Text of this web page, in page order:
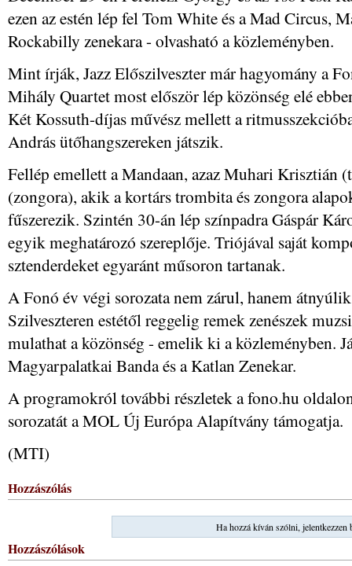
ezen az estén lép fel Tom White és a Mad Circus,
Rockabilly zenekara - olvasható a közleményben.
Mint írják, Jazz Előszilveszter már hagyomány a
Mihály Quartet most először lép közönség elé
Két Kossuth-díjas művész mellett a
András ütőhangszereken játszik.
Fellép emellett a Mandaan, azaz Muhari Krisztián
(zongora), akik a kortárs trombita és zongora
fűszerezik. Szintén 30-án lép színpadra Gáspár
egyik meghatározó szereplője. Triójával saját
sztenderdeket egyaránt műsoron tartanak.
A Fonó év végi sorozata nem zárul, hanem
Szilveszteren estétől reggelig remek zenészek
mulathat a közönség - emelik ki a közleményben.
Magyarpalatkai Banda és a Katlan Zenekar.
A programokról további részletek a fono.hu
sorozatát a MOL Új Európa Alapítvány támogatja.
(MTI)
Hozzászólás
Ha hozzá kíván szólni, jelentkezzen
Hozzászólások